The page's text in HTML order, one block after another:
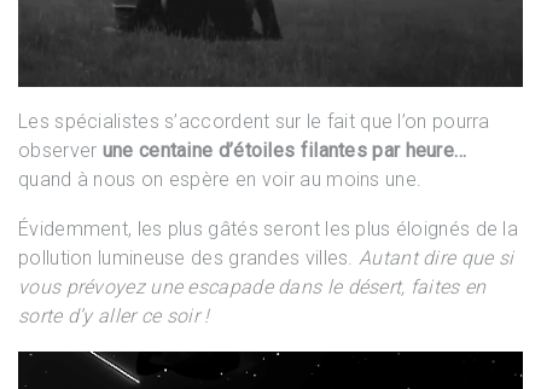
Les spécialistes s’accordent sur le fait que l’on pourra
observer une centaine d’étoiles filantes par heure…
quand à nous on espère en voir au moins une.
Évidemment, les plus gâtés seront les plus éloignés de la
pollution lumineuse des grandes villes.Autant dire que si
vous prévoyez une escapade dans le désert, faites en
sorte d’y aller ce soir !